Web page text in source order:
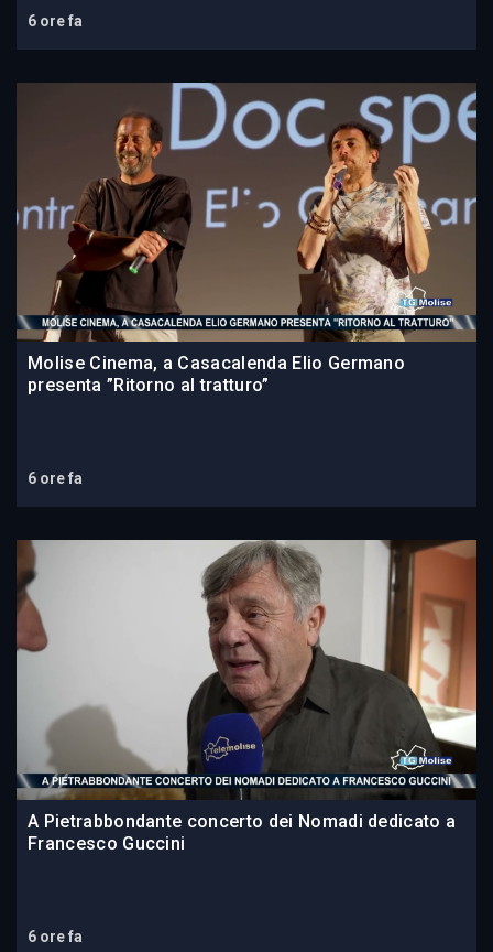
6 ore fa
Molise Cinema, a Casacalenda Elio Germano
presenta ”Ritorno al tratturo”
6 ore fa
A Pietrabbondante concerto dei Nomadi dedicato a
Francesco Guccini
6 ore fa